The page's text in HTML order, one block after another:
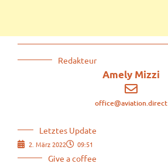
Redakteur
Amely Mizzi
office@aviation.direct
Letztes Update
2. März 2022 09:51
Give a coffee